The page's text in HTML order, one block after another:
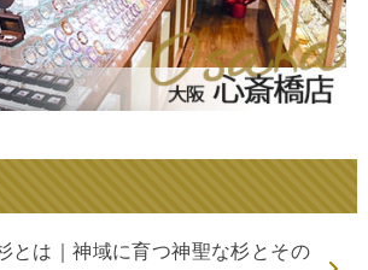
とは｜神域に育つ神聖な杉とその